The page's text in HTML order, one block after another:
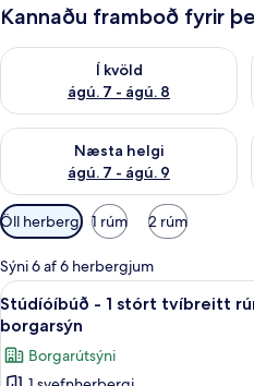
Kannaðu framboð fyrir
Í kvöld
ágú. 7 - ágú. 8
Athuga framboð í kvöld ágú. 7 -
Næsta helgi
ágú. 7 - ágú. 9
Athuga framboð næstu helgi
Síur
í
boði
fyrir
herbergi
Öll herbergi 1 rúm 2 rúm
Sýni 6 af 6 herbergjum
Skoða
allar
myndir
fyrir
11
Stúdíóíbúð - 1 stórt tvíbreitt
borgarsýn
Borgarútsýni